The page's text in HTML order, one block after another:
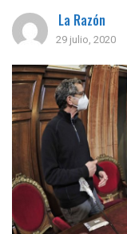
La Razón
29 julio, 2020